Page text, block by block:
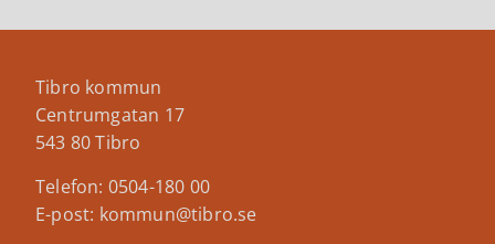
Tibro kommun
Centrumgatan 17
543 80 Tibro
Telefon: 0504-180 00
E-post: kommun@tibro.se